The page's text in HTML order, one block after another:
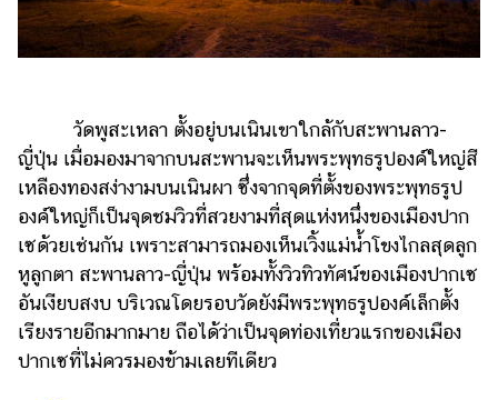
วัดพูสะเหลา ตั้งอยู่บนเนินเขาใกล้กับสะพานลาว-
ญี่ปุ่น เมื่อมองมาจากบนสะพานจะเห็นพระพุทธรูปองค์ใหญ่สี
เหลืองทองสง่างามบนเนินผา ซึ่งจากจุดที่ตั้งของพระพุทธรูป
องค์ใหญ่ก็เป็นจุดชมวิวที่สวยงามที่สุดแห่งหนึ่งของเมืองปาก
เซด้วยเช่นกัน เพราะสามารถมองเห็นเวิ้งแม่น้ำโขงไกลสุดลูก
หูลูกตา สะพานลาว-ญี่ปุ่น พร้อมทั้งวิวทิวทัศน์ของเมืองปากเซ
อันเงียบสงบ บริเวณโดยรอบวัดยังมีพระพุทธรูปองค์เล็กตั้ง
เรียงรายอีกมากมาย ถือได้ว่าเป็นจุดท่องเที่ยวแรกของเมือง
ปากเซที่ไม่ควรมองข้ามเลยทีเดียว